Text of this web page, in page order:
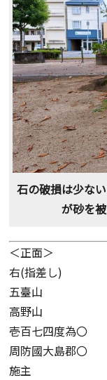
石の破損は少な
が砂を
＜正面＞
右(指差し)
五臺山
高野山
壱百七四度為〇
周防國大島郡〇
施主